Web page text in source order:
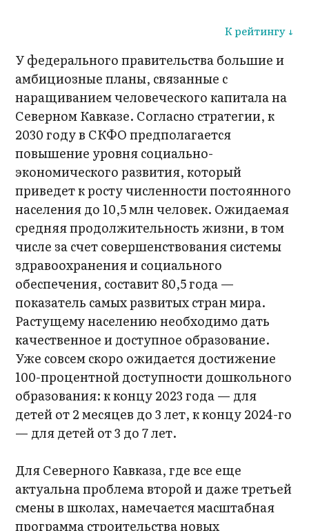
К рейтингу ↓
У федерального правительства большие и
амбициозные планы, связанные с
наращиванием человеческого капитала на
Северном Кавказе. Согласно стратегии, к
2030 году в СКФО предполагается
повышение уровня социально-
экономического развития, который
приведет к росту численности постоянного
населения до 10,5 млн человек. Ожидаемая
средняя продолжительность жизни, в том
числе за счет совершенствования системы
здравоохранения и социального
обеспечения, составит 80,5 года —
показатель самых развитых стран мира.
Растущему населению необходимо дать
качественное и доступное образование.
Уже совсем скоро ожидается достижение
100-процентной доступности дошкольного
образования: к концу 2023 года — для
детей от 2 месяцев до 3 лет, к концу 2024-го
— для детей от 3 до 7 лет.
Для Северного Кавказа, где все еще
актуальна проблема второй и даже третьей
смены в школах, намечается масштабная
программа строительства новых